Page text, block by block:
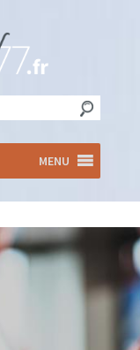
MENU